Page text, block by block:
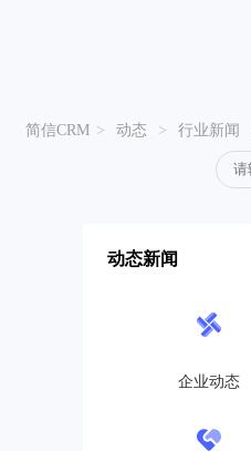
简信CRM > 动态 > 行业新闻
动态新闻
企业动态